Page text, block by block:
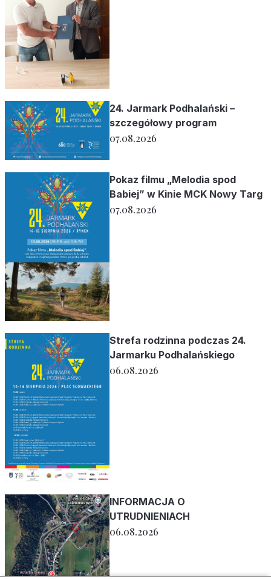
24. Jarmark Podhalański –
szczegółowy program
07.08.2026
Pokaz filmu „Melodia spod
Babiej” w Kinie MCK Nowy Targ
07.08.2026
Strefa rodzinna podczas 24.
Jarmarku Podhalańskiego
06.08.2026
INFORMACJA O
UTRUDNIENIACH
06.08.2026